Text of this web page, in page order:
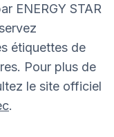
ENERGY STAR
étiquettes de
Pour plus de
le site officiel
.